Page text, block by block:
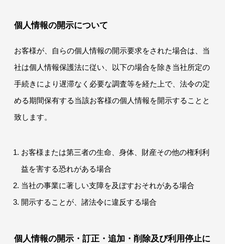
個人情報の開示について
お客様が、自らの個人情報の開示要求をされた場合は、当
社は個人情報保護法に従い、以下の場合を除き当社所定の
手続きにより遅滞なく必要な調査等を経た上で、法令の定
める期間保有する当該お客様の個人情報を開示することと
致します。
お客様または第三者の生命、身体、財産その他の権利利
益を害する恐れがある場合
当社の事業に著しい支障を及ぼすおそれがある場合
開示することが、諸法令に違反する場合
個人情報の開示・訂正・追加・削除及び利用停止に